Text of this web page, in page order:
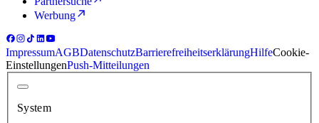
Werbung
ImpressumAGBDatenschutzBarrierefreiheitserklärungHilfeCookie-
EinstellungenPush-Mitteilungen
System